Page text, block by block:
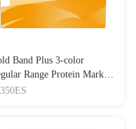
Band Plus 3-color
Range Protein Marker
180 kDa) 三色预染蛋白质